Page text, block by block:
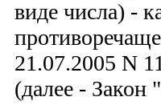
виде числа) -
21.07.2005 N
(далее -